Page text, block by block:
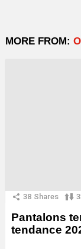
MORE FROM:
38 Shares
Pantalons
tendance